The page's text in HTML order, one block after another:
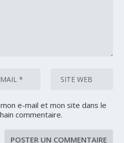
e-mail et mon site dans le
commentaire.